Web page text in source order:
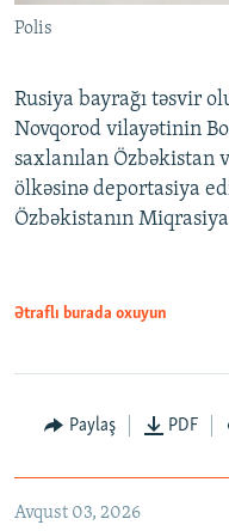
Polis
Rusiya bayrağı təsvir
Novqorod vilayətinin
saxlanılan Özbəkistan
ölkəsinə deportasiya
Özbəkistanın
Ətraflı burada oxuyun
Paylaş PDF
Avqust 03, 2026